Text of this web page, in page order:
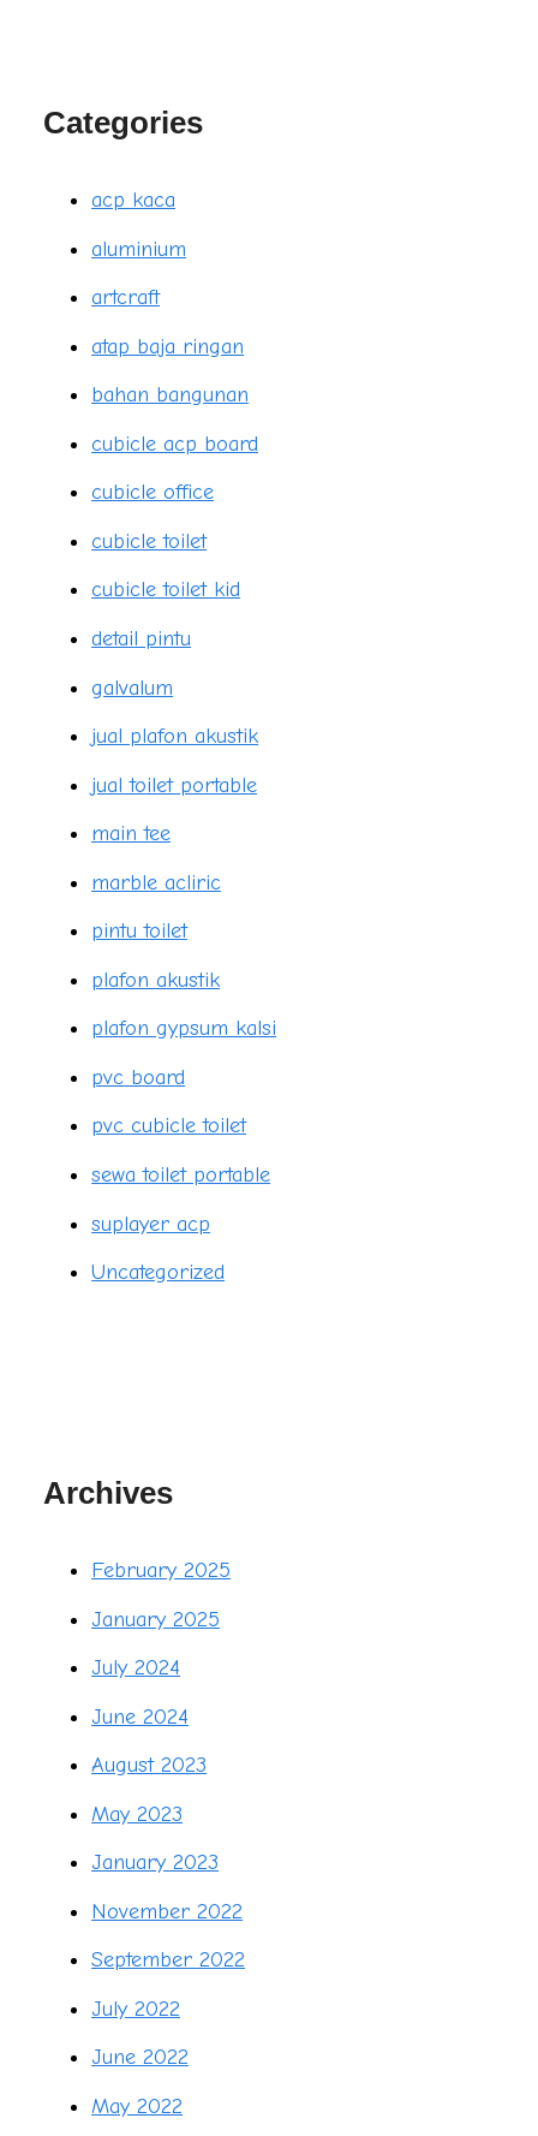
Categories
acp kaca
aluminium
artcraft
atap baja ringan
bahan bangunan
cubicle acp board
cubicle office
cubicle toilet
cubicle toilet kid
detail pintu
galvalum
jual plafon akustik
jual toilet portable
main tee
marble acliric
pintu toilet
plafon akustik
plafon gypsum kalsi
pvc board
pvc cubicle toilet
sewa toilet portable
suplayer acp
Uncategorized
Archives
February 2025
January 2025
July 2024
June 2024
August 2023
May 2023
January 2023
November 2022
September 2022
July 2022
June 2022
May 2022